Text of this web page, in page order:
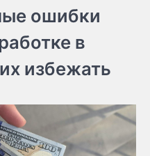
ошибки
в
избежать